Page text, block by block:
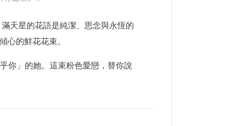
天星的花語是純潔、思念與永恆的
心的鮮花花束。
你」的她。這束粉色愛戀，替你說